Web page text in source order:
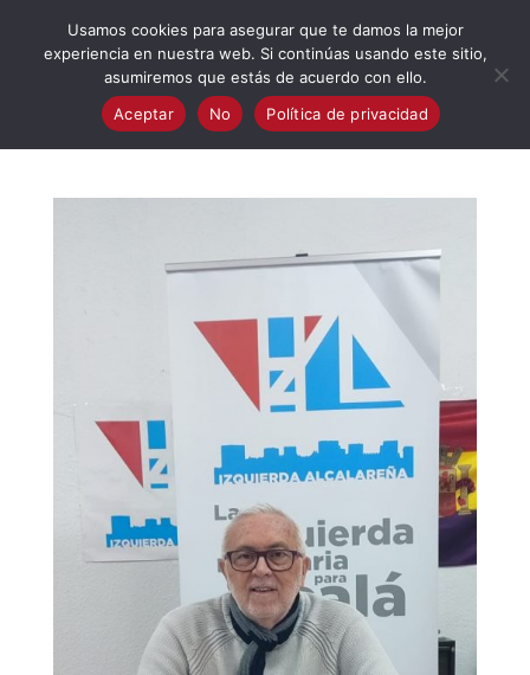
Usamos cookies para asegurar que te damos la mejor
experiencia en nuestra web. Si continúas usando este sitio,
asumiremos que estás de acuerdo con ello.
Aceptar
No Política de privacidad